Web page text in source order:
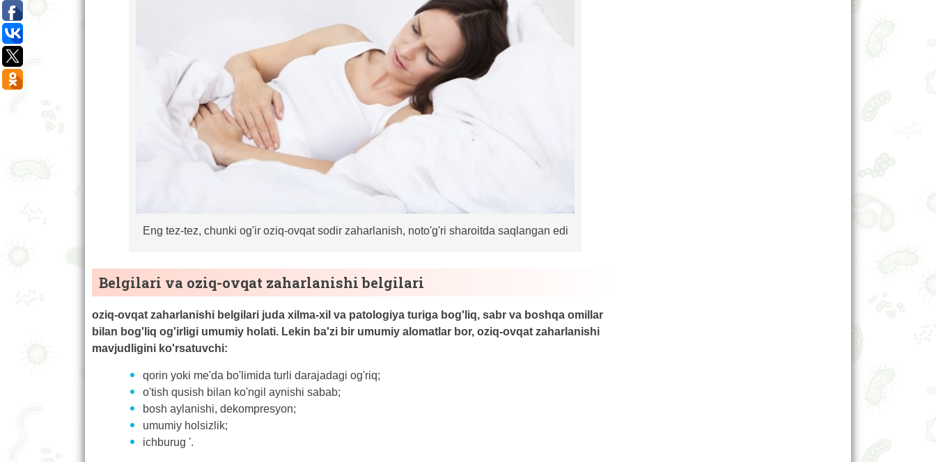
Eng tez-tez, chunki og'ir oziq-ovqat sodir zaharlanish, noto'g'ri sharoitda saqlangan edi
Belgilari va oziq-ovqat zaharlanishi belgilari
oziq-ovqat zaharlanishi belgilari juda xilma-xil va patologiya turiga bog'liq, sabr va boshqa omillar
bilan bog'liq og'irligi umumiy holati. Lekin ba'zi bir umumiy alomatlar bor, oziq-ovqat zaharlanishi
mavjudligini ko'rsatuvchi:
qorin yoki me'da bo'limida turli darajadagi og'riq;
o'tish qusish bilan ko'ngil aynishi sabab;
bosh aylanishi, dekompresyon;
umumiy holsizlik;
ichburug '.